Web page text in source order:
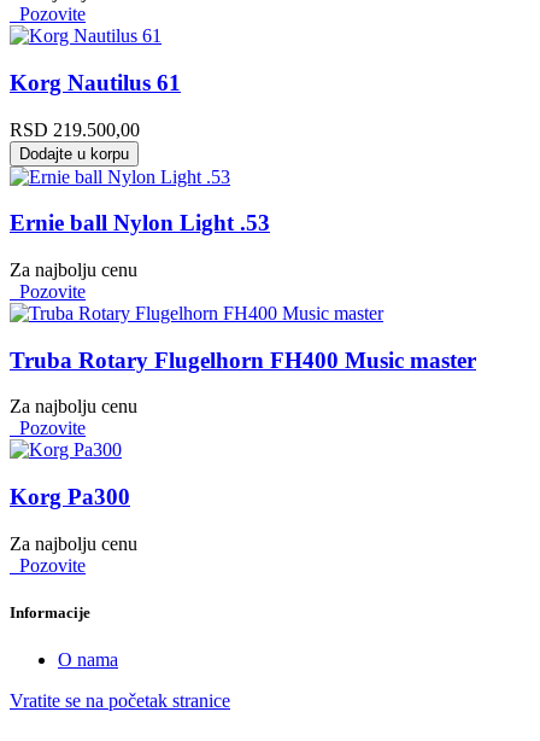
Pozovite
Korg Nautilus 61
RSD 219.500,00
Dodajte u korpu
Ernie ball Nylon Light .53
Za najbolju cenu
Pozovite
Truba Rotary Flugelhorn FH400 Music master
Za najbolju cenu
Pozovite
Korg Pa300
Za najbolju cenu
Pozovite
Informacije
O nama
Vratite se na početak stranice